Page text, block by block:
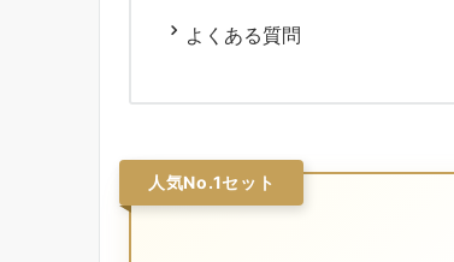
よくある質問
人気No.1セット